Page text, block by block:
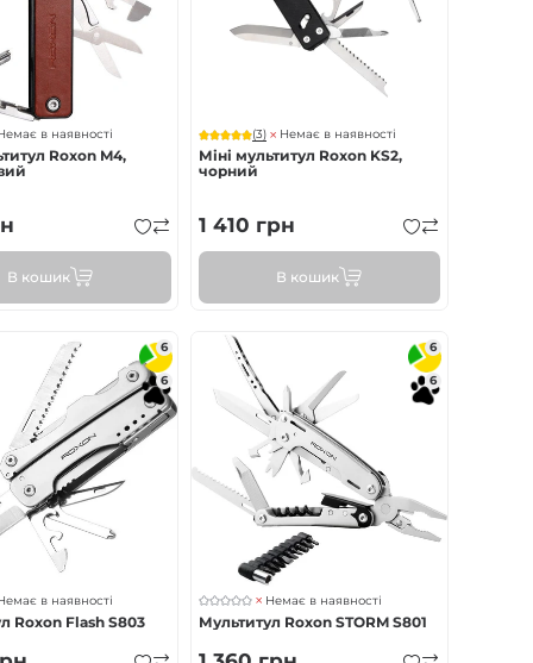
в наявності
Roxon M4,
В кошик
(3) Немає в наявності
Міні мультитул Roxon KS2,
чорний
1 410 грн
В кошик
6
6
в наявності
Roxon Flash S803
6
6
Немає в наявності
Мультитул Roxon STORM S801